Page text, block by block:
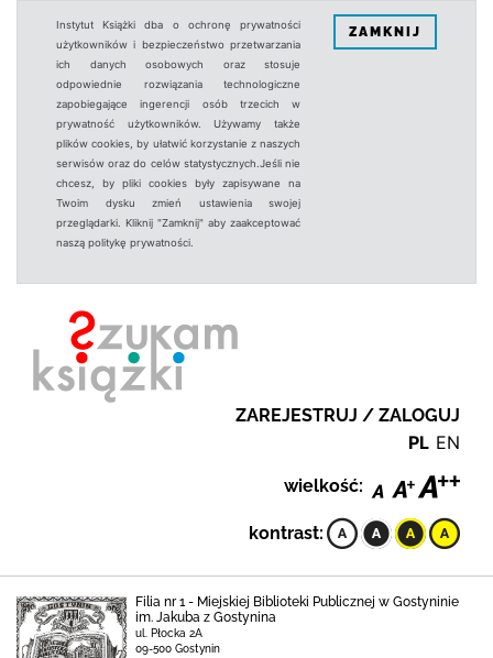
Instytut Książki dba o ochronę prywatności
użytkowników i bezpieczeństwo przetwarzania
ich danych osobowych oraz stosuje
odpowiednie rozwiązania technologiczne
zapobiegające ingerencji osób trzecich w
prywatność użytkowników. Używamy także
plików cookies, by ułatwić korzystanie z naszych
serwisów oraz do celów statystycznych.Jeśli nie
chcesz, by pliki cookies były zapisywane na
Twoim dysku zmień ustawienia swojej
przeglądarki. Kliknij "Zamknij" aby zaakceptować
naszą politykę prywatności.
ZAMKNIJ
ZAREJESTRUJ / ZALOGUJ
PL EN
wielkość:
kontrast:
Filia nr 1 - Miejskiej Biblioteki Publicznej w Gostyninie
im. Jakuba z Gostynina
ul. Płocka 2A
09-500 Gostynin